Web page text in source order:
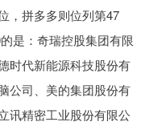
，拼多多则位列第47
是：奇瑞控股集团有限
时代新能源科技股份有
公司、美的集团股份有
讯精密工业股份有限公